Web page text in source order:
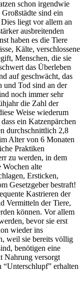
schon irgendwie
sind ein
liegt vor allem an
ausbreitenden
haben es die Tiere
Kälte, verschlossene
Menschen, die sie
das Überleben
auf geschwächt, das
und Tod sind an der
noch immer sehr
die Zahl der
Weise wiederum
ein Katzenpärchen
durchschnittlich 2,8
Alter von 6 Monaten
Praktiken
zu werden, in dem
Wochen alte
Ersticken,
Gesetzgeber bestraft!
Kastrieren der
Vermitteln der Tiere,
können. Vor allem
bevor sie erst
wieder ins
weil sie bereits völlig
benötigen eine
Nahrung versorgt
erhalten